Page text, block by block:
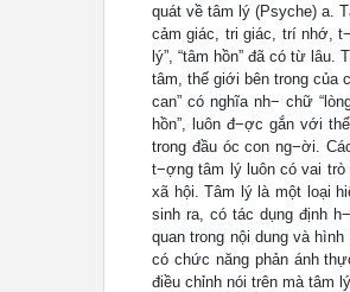
quát về tâm lý (Psyche) a.
cảm giác, tri giác, trí nhớ,
lý”, “tâm hồn” đã có từ
tâm, thế giới bên trong của
can” có nghĩa nh− chữ
hồn”, luôn đ−ợc gắn với
trong đầu óc con ng−ời.
t−ợng tâm lý luôn có vai
xã hội. Tâm lý là một loại
sinh ra, có tác dụng định
quan trong nội dung và
có chức năng phản ánh
điều chỉnh nói trên mà tâm